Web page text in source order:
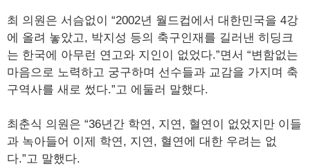
최 의원은 서슴없이 “2002년 월드컵에서 대한민국을 4강
에 올려 놓았고, 박지성 등의 축구인재를 길러낸 히딩크
는 한국에 아무런 연고와 지인이 없었다.”면서 “변함없는
마음으로 노력하고 궁구하며 선수들과 교감을 가지며 축
구역사를 새로 썼다.”고 에둘러 말했다.
최춘식 의원은 “36년간 학연, 지연, 혈연이 없었지만 이들
과 녹아들어 이제 학연, 지연, 혈연에 대한 우려는 없
다.”고 말했다.